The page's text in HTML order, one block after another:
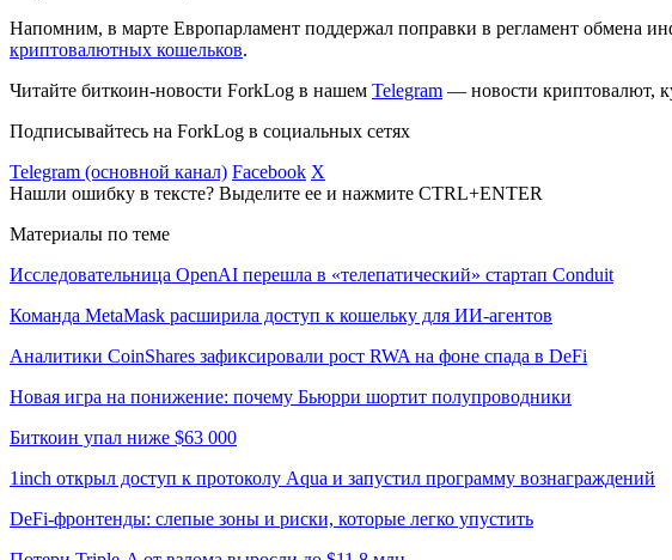
Напомним, в марте Европарламент поддержал поправки в регламент обмена
криптовалютных кошельков.
Читайте биткоин-новости ForkLog в нашем Telegram — новости криптовалют,
Подписывайтесь на ForkLog в социальных сетях
Telegram (основной канал) Facebook X
Нашли ошибку в тексте? Выделите ее и нажмите CTRL+ENTER
Материалы по теме
Исследовательница OpenAI перешла в «телепатический» стартап Conduit
Команда MetaMask расширила доступ к кошельку для ИИ-агентов
Аналитики CoinShares зафиксировали рост RWA на фоне спада в DeFi
Новая игра на понижение: почему Бьюрри шортит полупроводники
Биткоин упал ниже $63 000
1inch открыл доступ к протоколу Aqua и запустил программу вознаграждений
DeFi-фронтенды: слепые зоны и риски, которые легко упустить